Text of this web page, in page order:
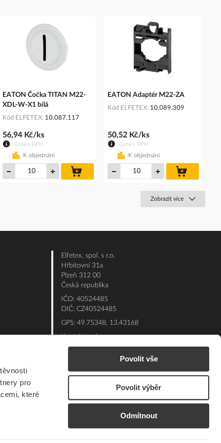
pro
které
Povolit vše
Povolit výběr
Odmítnout
EATON Čočka TITAN M22-
XDL-W-X1 bílá
Kód ELFETEX 10.087.117
Cena s DPH
56,94 Kč/ks
K objednání
košíku
EATON Adaptér M22-ZA
Kód ELFETEX 10.089.309
Cena s DPH
50,52 Kč/ks
K objednání
košíku
Zobrazit více
Elfetex, spol. s r.o.
Hřbitovní 31a
Plzeň 312 00
Česká republika
IČO: 40524485
DIČ: CZ40524485
GPS: 49.75348, 13.43168
Kontakt e-shop:
Po - Pá: 7:00 - 15:30
377 432 365
Technická podpora: 377 432 311
eshop@elfetex.cz